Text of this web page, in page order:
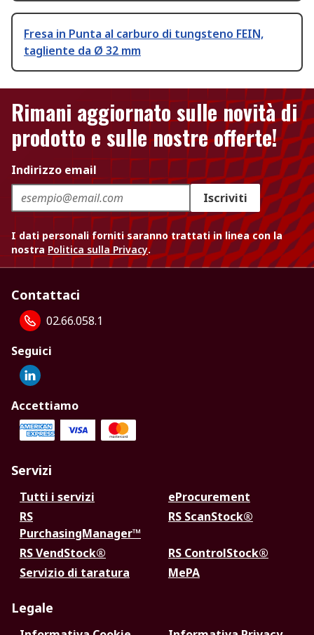
Fresa in Punta al carburo di tungsteno FEIN,
tagliente da Ø 32 mm
Rimani aggiornato sulle novità di
prodotto e sulle nostre offerte!
Indirizzo email
Iscriviti
I dati personali forniti saranno trattati in linea con la
nostra Politica sulla Privacy.
Contattaci
02.66.058.1
Seguici
Accettiamo
Servizi
Tutti i servizi
eProcurement
RS
PurchasingManager™
RS ScanStock®
RS VendStock®
RS ControlStock®
Servizio di taratura
MePA
Legale